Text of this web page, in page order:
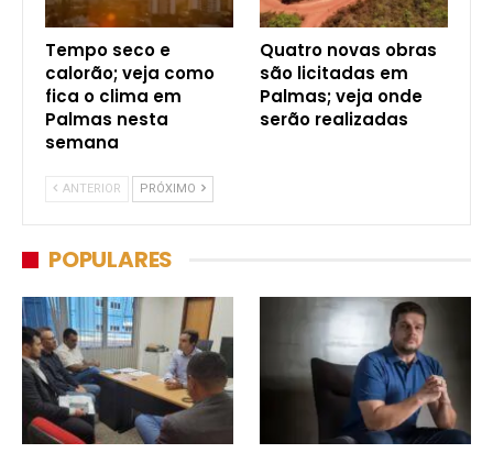
Tempo seco e
calorão; veja como
fica o clima em
Palmas nesta
semana
Quatro novas obras
são licitadas em
Palmas; veja onde
serão realizadas
ANTERIOR PRÓXIMO
POPULARES